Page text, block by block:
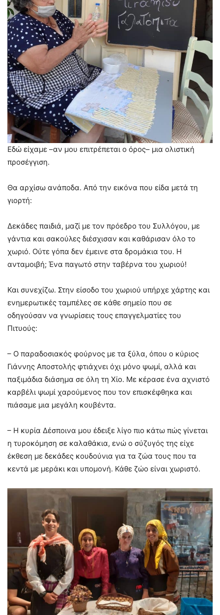
Εδώ είχαμε –αν μου επιτρέπεται ο όρος– μια ολιστική
προσέγγιση.
Θα αρχίσω ανάποδα. Από την εικόνα που είδα μετά τη
γιορτή:
Δεκάδες παιδιά, μαζί με τον πρόεδρο του Συλλόγου, με
γάντια και σακούλες διέσχισαν και καθάρισαν όλο το
χωριό. Ούτε γόπα δεν έμεινε στα δρομάκια του. Η
ανταμοιβή; Ένα παγωτό στην ταβέρνα του χωριού!
Και συνεχίζω. Στην είσοδο του χωριού υπήρχε χάρτης και
ενημερωτικές ταμπέλες σε κάθε σημείο που σε
οδηγούσαν να γνωρίσεις τους επαγγελματίες του
Πιτυούς:
– Ο παραδοσιακός φούρνος με τα ξύλα, όπου ο κύριος
Γιάννης Αποστολής φτιάχνει όχι μόνο ψωμί, αλλά και
παξιμάδια διάσημα σε όλη τη Χίο. Με κέρασε ένα αχνιστό
καρβέλι ψωμί χαρούμενος που τον επισκέφθηκα και
πιάσαμε μια μεγάλη κουβέντα.
– Η κυρία Δέσποινα μου έδειξε λίγο πιο κάτω πώς γίνεται
η τυροκόμηση σε καλαθάκια, ενώ ο σύζυγός της είχε
έκθεση με δεκάδες κουδούνια για τα ζώα τους που τα
κεντά με μεράκι και υπομονή. Κάθε ζώο είναι χωριστό.